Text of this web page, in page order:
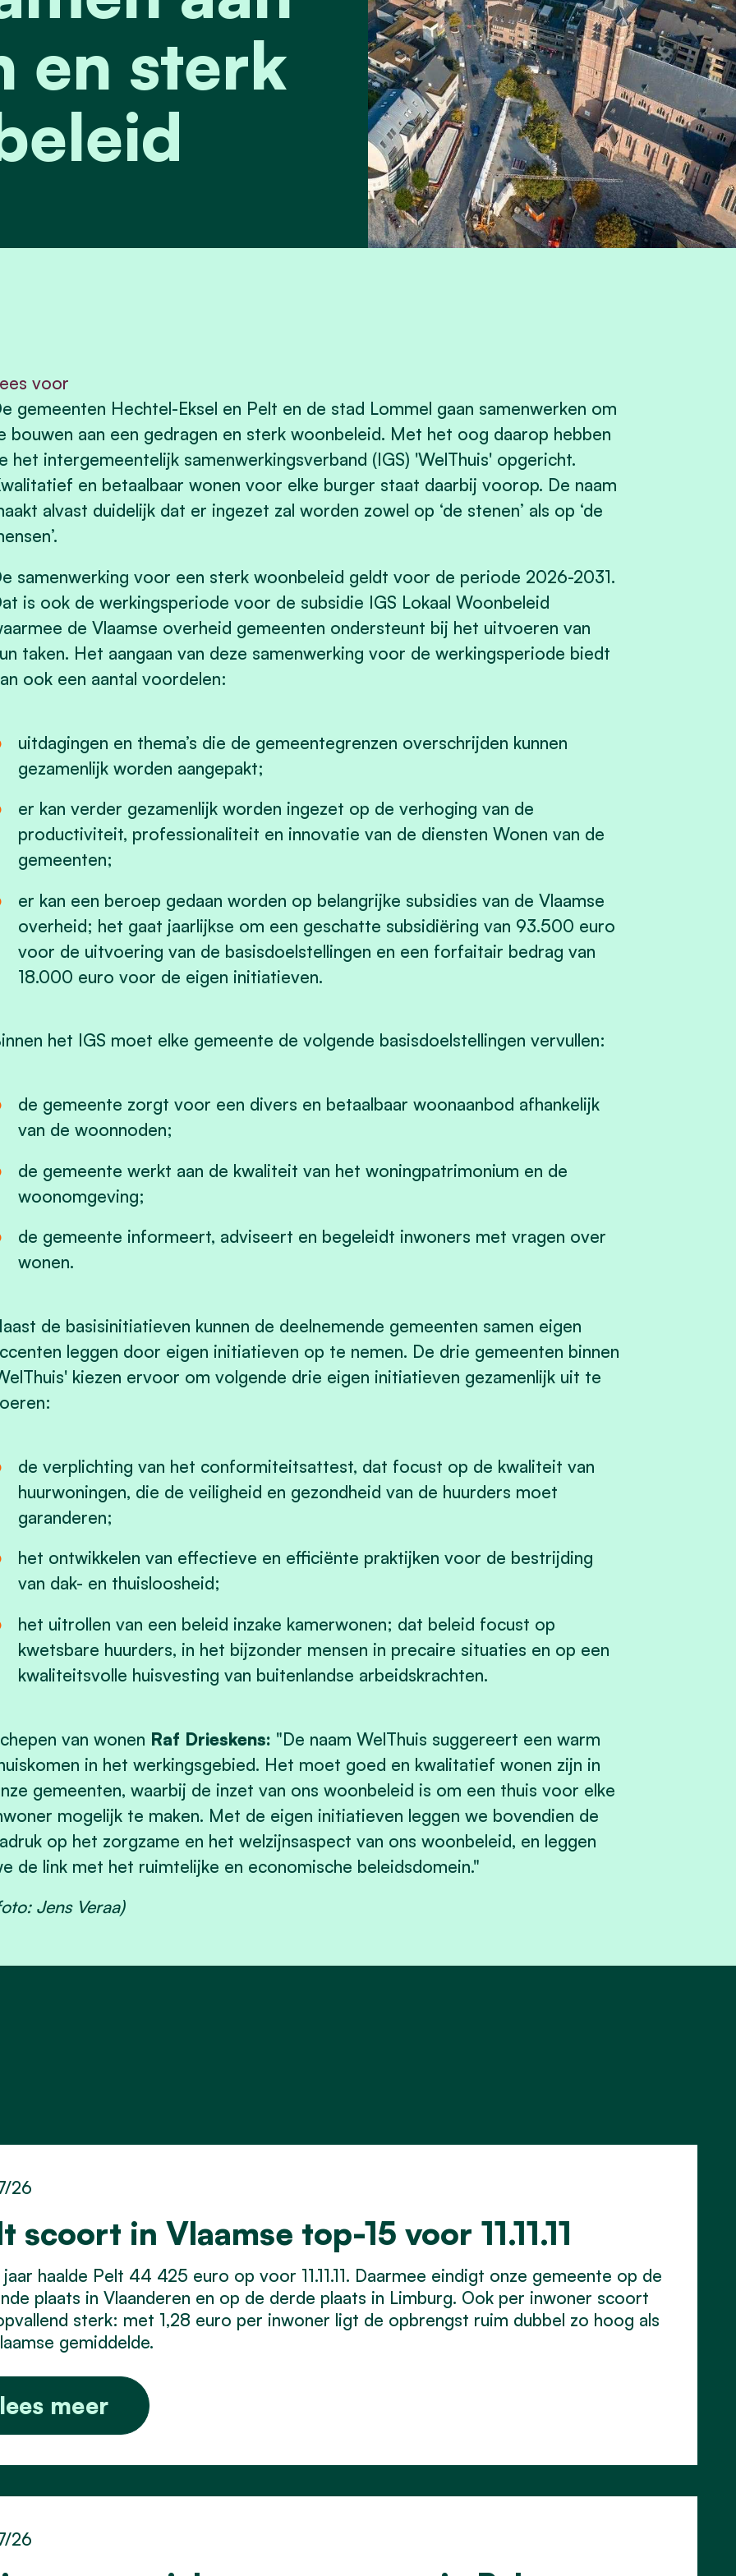
en sterk
voor
gemeenten Hechtel-Eksel en Pelt en de stad Lommel gaan samenwerken om
bouwen aan een gedragen en sterk woonbeleid. Met het oog daarop hebben
het intergemeentelijk samenwerkingsverband (IGS) 'WelThuis' opgericht.
en betaalbaar wonen voor elke burger staat daarbij voorop. De naam
alvast duidelijk dat er ingezet zal worden zowel op ‘de stenen’ als op ‘de
samenwerking voor een sterk woonbeleid geldt voor de periode 2026-2031.
is ook de werkingsperiode voor de subsidie IGS Lokaal Woonbeleid
de Vlaamse overheid gemeenten ondersteunt bij het uitvoeren van
taken. Het aangaan van deze samenwerking voor de werkingsperiode biedt
ook een aantal voordelen:
uitdagingen en thema’s die de gemeentegrenzen overschrijden kunnen
gezamenlijk worden aangepakt;
er kan verder gezamenlijk worden ingezet op de verhoging van de
productiviteit, professionaliteit en innovatie van de diensten Wonen van de
gemeenten;
er kan een beroep gedaan worden op belangrijke subsidies van de Vlaamse
overheid; het gaat jaarlijkse om een geschatte subsidiëring van 93.500 euro
voor de uitvoering van de basisdoelstellingen en een forfaitair bedrag van
18.000 euro voor de eigen initiatieven.
het IGS moet elke gemeente de volgende basisdoelstellingen vervullen:
de gemeente zorgt voor een divers en betaalbaar woonaanbod afhankelijk
van de woonnoden;
de gemeente werkt aan de kwaliteit van het woningpatrimonium en de
woonomgeving;
de gemeente informeert, adviseert en begeleidt inwoners met vragen over
wonen.
de basisinitiatieven kunnen de deelnemende gemeenten samen eigen
leggen door eigen initiatieven op te nemen. De drie gemeenten binnen
kiezen ervoor om volgende drie eigen initiatieven gezamenlijk uit te
de verplichting van het conformiteitsattest, dat focust op de kwaliteit van
huurwoningen, die de veiligheid en gezondheid van de huurders moet
garanderen;
het ontwikkelen van effectieve en efficiënte praktijken voor de bestrijding
van dak- en thuisloosheid;
het uitrollen van een beleid inzake kamerwonen; dat beleid focust op
kwetsbare huurders, in het bijzonder mensen in precaire situaties en op een
kwaliteitsvolle huisvesting van buitenlandse arbeidskrachten.
van wonen Raf Drieskens: "De naam WelThuis suggereert een warm
in het werkingsgebied. Het moet goed en kwalitatief wonen zijn in
gemeenten, waarbij de inzet van ons woonbeleid is om een thuis voor elke
mogelijk te maken. Met de eigen initiatieven leggen we bovendien de
op het zorgzame en het welzijnsaspect van ons woonbeleid, en leggen
de link met het ruimtelijke en economische beleidsdomein."
Jens Veraa)
scoort in Vlaamse top-15 voor 11.11.11
26
haalde Pelt 44 425 euro op voor 11.11.11. Daarmee eindigt onze gemeente op de
plaats in Vlaanderen en op de derde plaats in Limburg. Ook per inwoner scoort
sterk: met 1,28 euro per inwoner ligt de opbrengst ruim dubbel zo hoog als
gemiddelde.
meer
26